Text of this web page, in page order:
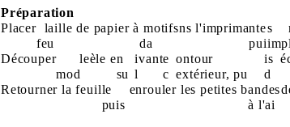
Préparation
Placer la
feu
ille de papier à motifs
da
ns l'imprimante
pui
s
impl
Découper
le
mod
èle en
su
ivant
l
e
c
ontour
extérieur, pu
is
d
Retourner la feuille
puis
enrouler les petites bandes
à l'ai